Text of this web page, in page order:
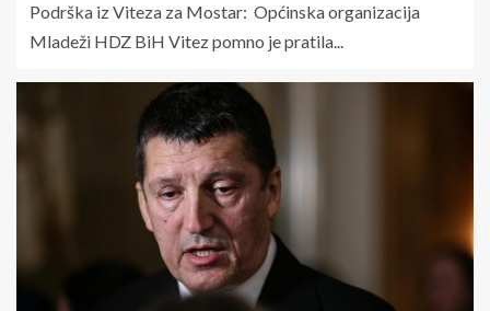
Podrška iz Viteza za Mostar: Općinska organizacija
Mladeži HDZ BiH Vitez pomno je pratila...